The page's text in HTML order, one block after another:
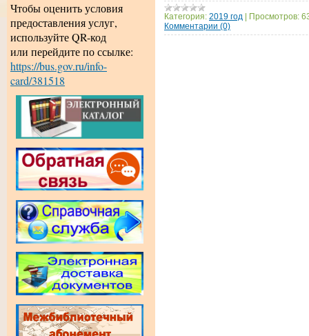
Чтобы оценить условия
предоставления услуг,
используйте QR-код
или перейдите по ссылке:
https://bus.gov.ru/info-
card/381518
Категория: 2019 год Просмотров:
Комментарии (0)